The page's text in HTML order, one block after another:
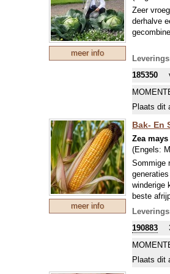
meer info
Zeer
derhalve
185350
Plaats dit
meer info
Bak- En
Zea
(Engels:
Sommige
winderige
beste
ontstond
Dit open
maïsmeel
190883
Plaats dit